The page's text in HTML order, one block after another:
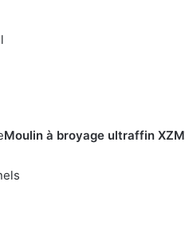
Moulin à broyage ultraffin XZM